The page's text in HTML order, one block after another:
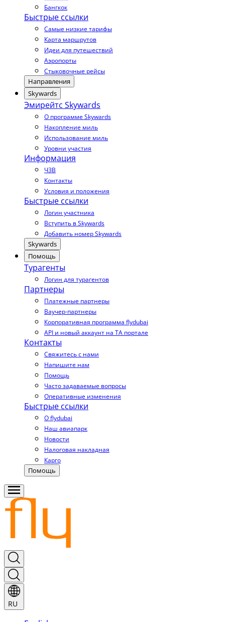
Бангкок
Быстрые ссылки
Самые низкие тарифы
Карта маршрутов
Идеи для путешествий
Аэропорты
Стыковочные рейсы
Направления
Skywards
Эмирейтс Skywards
О программе Skywards
Накопление миль
Использование миль
Уровни участия
Информация
ЧЗВ
Контакты
Условия и положения
Быстрые ссылки
Логин участника
Вступить в Skywards
Добавить номер Skywards
Skywards
Помощь
Турагенты
Логин для турагентов
Партнеры
Платежные партнеры
Ваучер-партнеры
Корпоративная программа flydubai
API и новый аккаунт на TA портале
Контакты
Свяжитесь с нами
Напишите нам
Помощь
Часто задаваемые вопросы
Оперативные изменения
Быстрые ссылки
О flydubai
Наш авиапарк
Новости
Налоговая накладная
Карго
Помощь
RU